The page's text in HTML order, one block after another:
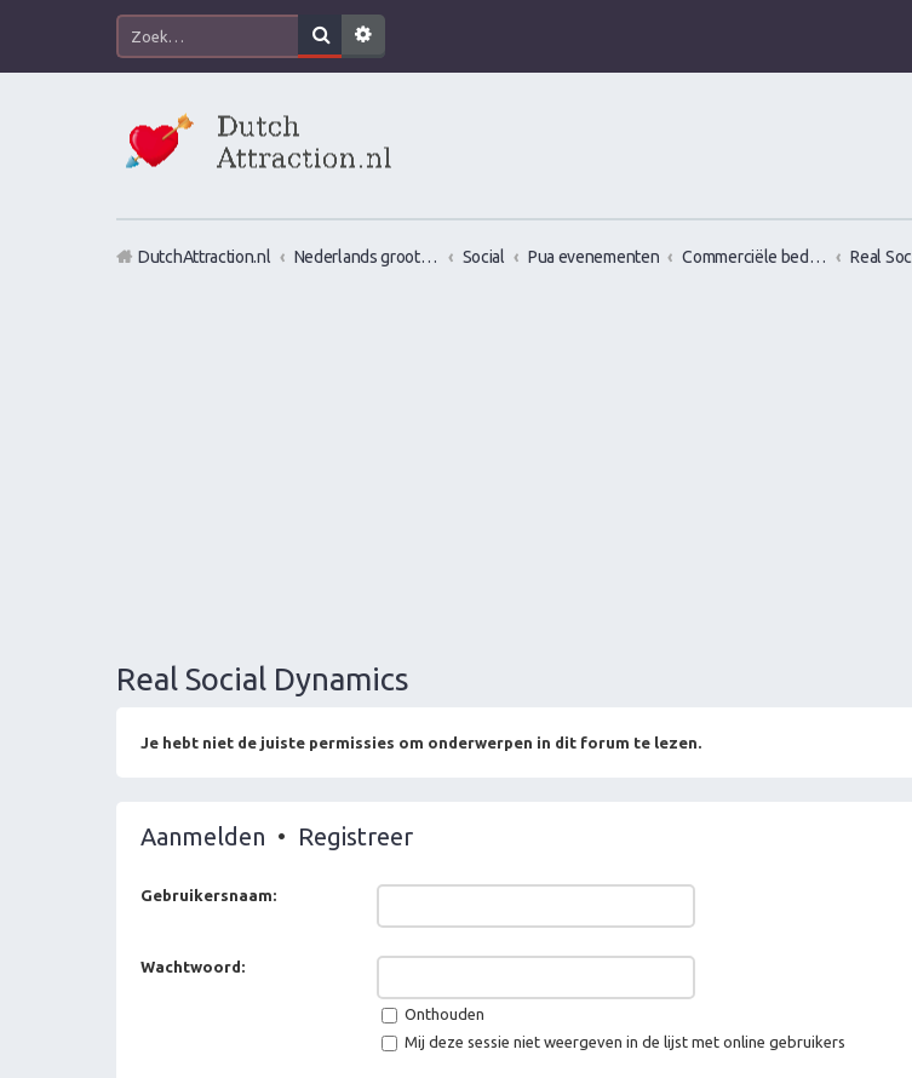
DutchAttraction.nl Nederlands grootste Dutch Attraction, Lifestyle, Vrouwen versieren en Pick-Up (PUA) Forum Social Pua evenementen Commerciële bedrijven / Reviews van versier workshops en pick up bootcamps
Real Social Dynamics
Je hebt niet de juiste permissies om onderwerpen in dit forum te lezen.
Aanmelden • Registreer
Gebruikersnaam:
Wachtwoord:
Onthouden
Mij deze sessie niet weergeven in de lijst met online gebruikers